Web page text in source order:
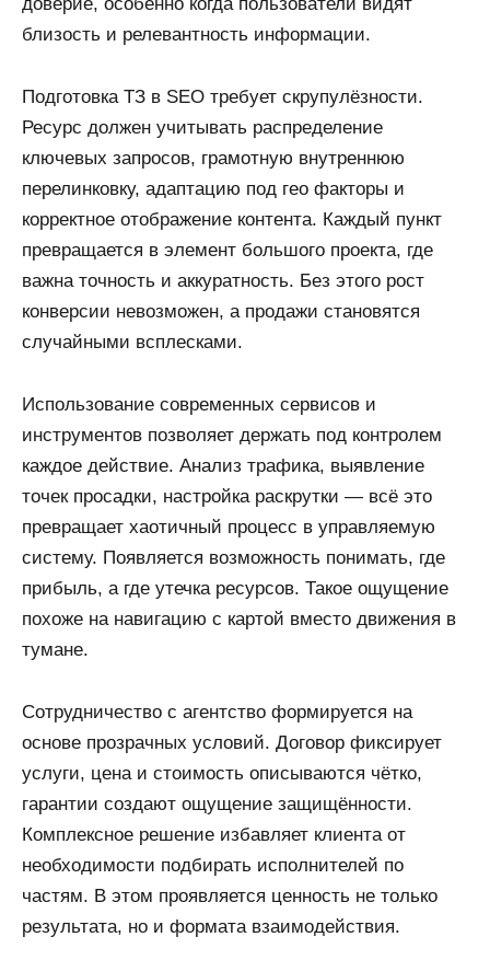
близость и релевантность информации.
Подготовка ТЗ в SEO требует скрупулёзности.
Ресурс должен учитывать распределение
ключевых запросов, грамотную внутреннюю
перелинковку, адаптацию под гео факторы и
корректное отображение контента. Каждый пункт
превращается в элемент большого проекта, где
важна точность и аккуратность. Без этого рост
конверсии невозможен, а продажи становятся
случайными всплесками.
Использование современных сервисов и
инструментов позволяет держать под контролем
каждое действие. Анализ трафика, выявление
точек просадки, настройка раскрутки — всё это
превращает хаотичный процесс в управляемую
систему. Появляется возможность понимать, где
прибыль, а где утечка ресурсов. Такое ощущение
похоже на навигацию с картой вместо движения в
тумане.
Сотрудничество с агентство формируется на
основе прозрачных условий. Договор фиксирует
услуги, цена и стоимость описываются чётко,
гарантии создают ощущение защищённости.
Комплексное решение избавляет клиента от
необходимости подбирать исполнителей по
частям. В этом проявляется ценность не только
результата, но и формата взаимодействия.